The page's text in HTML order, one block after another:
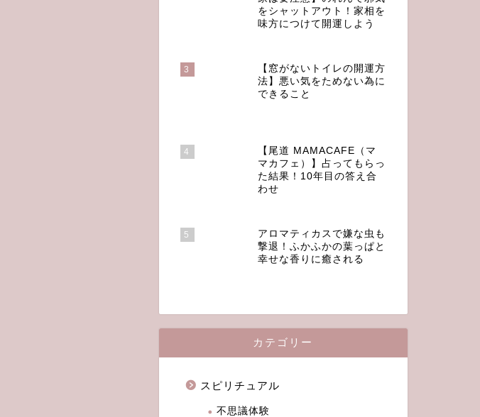
をシャットアウト！家相を
味方につけて開運しよう
3
【窓がないトイレの開運方
法】悪い気をためない為に
できること
4
【尾道 MAMACAFE（マ
マカフェ）】占ってもらっ
た結果！10年目の答え合
わせ
5
アロマティカスで嫌な虫も
撃退！ふかふかの葉っぱと
幸せな香りに癒される
カテゴリー
スピリチュアル
不思議体験